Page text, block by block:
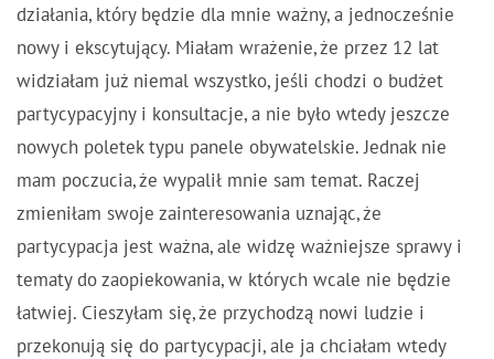
działania, który będzie dla mnie ważny, a jednocześnie
nowy i ekscytujący. Miałam wrażenie, że przez 12 lat
widziałam już niemal wszystko, jeśli chodzi o budżet
partycypacyjny i konsultacje, a nie było wtedy jeszcze
nowych poletek typu panele obywatelskie. Jednak nie
mam poczucia, że wypalił mnie sam temat. Raczej
zmieniłam swoje zainteresowania uznając, że
partycypacja jest ważna, ale widzę ważniejsze sprawy i
tematy do zaopiekowania, w których wcale nie będzie
łatwiej. Cieszyłam się, że przychodzą nowi ludzie i
przekonują się do partycypacji, ale ja chciałam wtedy